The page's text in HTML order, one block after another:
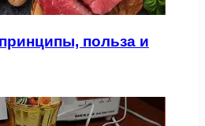
польза и